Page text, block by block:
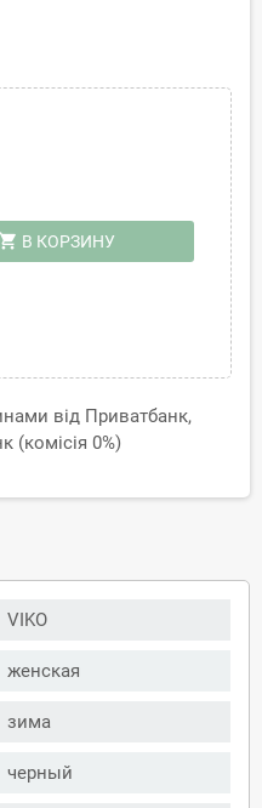
В КОРЗИНУ
від Приватбанк,
(комісія 0%)
VIKO
женская
зима
черный